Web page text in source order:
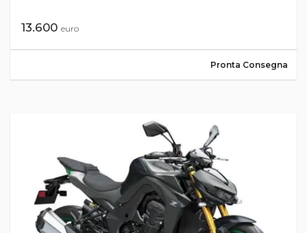
13.600 euro
Pronta Consegna